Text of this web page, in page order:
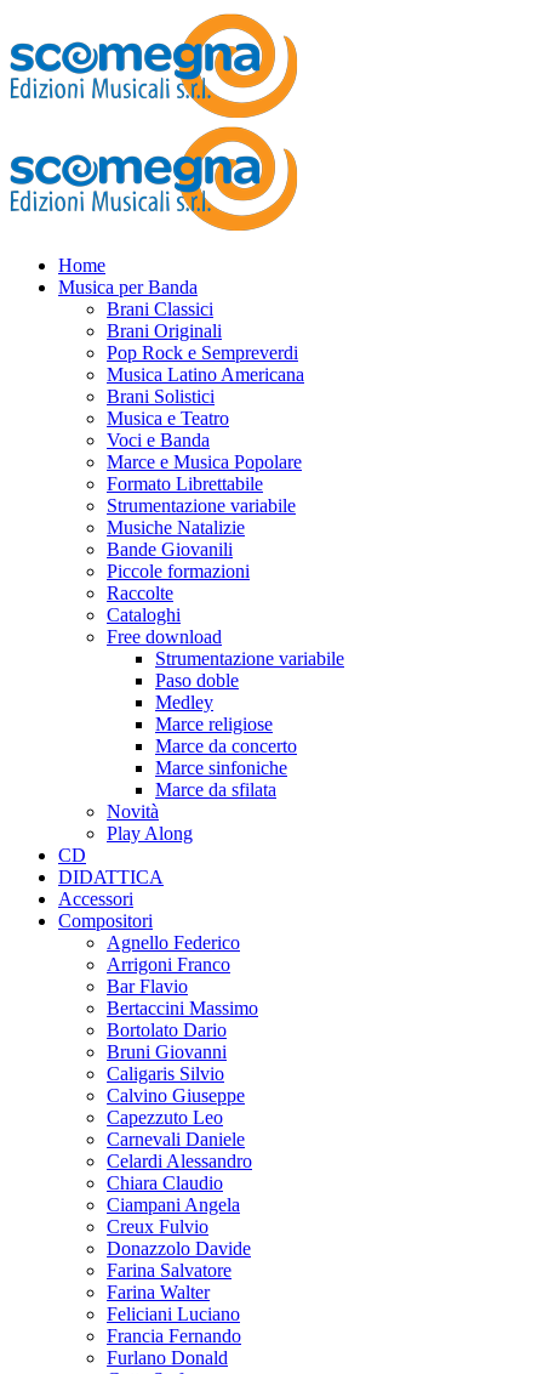
Home
Musica per Banda
Brani Classici
Brani Originali
Pop Rock e Sempreverdi
Musica Latino Americana
Brani Solistici
Musica e Teatro
Voci e Banda
Marce e Musica Popolare
Formato Librettabile
Strumentazione variabile
Musiche Natalizie
Bande Giovanili
Piccole formazioni
Raccolte
Cataloghi
Free download
Strumentazione variabile
Paso doble
Medley
Marce religiose
Marce da concerto
Marce sinfoniche
Marce da sfilata
Novità
Play Along
CD
DIDATTICA
Accessori
Compositori
Agnello Federico
Arrigoni Franco
Bar Flavio
Bertaccini Massimo
Bortolato Dario
Bruni Giovanni
Caligaris Silvio
Calvino Giuseppe
Capezzuto Leo
Carnevali Daniele
Celardi Alessandro
Chiara Claudio
Ciampani Angela
Creux Fulvio
Donazzolo Davide
Farina Salvatore
Farina Walter
Feliciani Luciano
Francia Fernando
Furlano Donald